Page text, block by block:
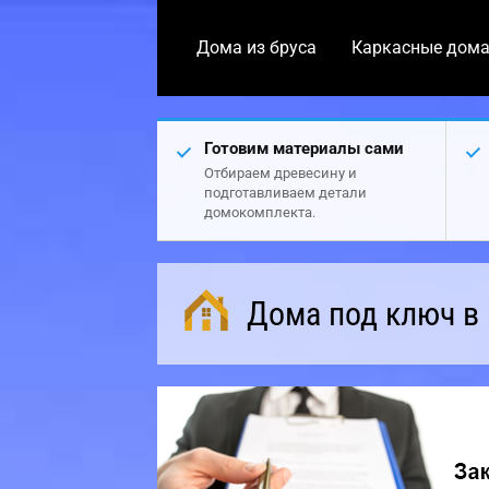
Дома из бруса Каркасные дома
Готовим материалы сами
Отбираем древесину и
подготавливаем детали
домокомплекта.
Дома под ключ в